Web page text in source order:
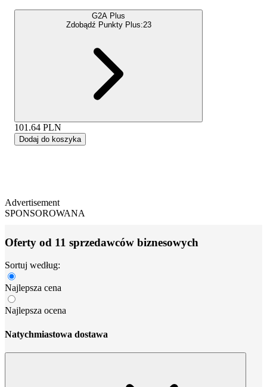
G2A Plus
Zdobądź Punkty Plus:23
101.64 PLN
Dodaj do koszyka
Advertisement
SPONSOROWANA
Oferty od 11 sprzedawców biznesowych
Sortuj według:
Najlepsza cena
Najlepsza ocena
Natychmiastowa dostawa